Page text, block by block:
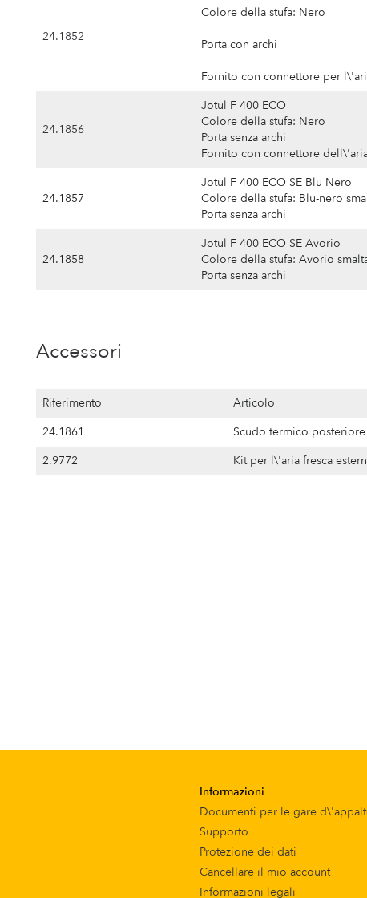
24.1852
Colore della stufa: Nero
Porta con archi
Fornito con connettore per
24.1856
Jotul F 400 ECO
Colore della stufa: Nero
Porta senza archi
Fornito con connettore
24.1857
Jotul F 400 ECO SE Blu Nero
Colore della stufa: Blu-nero
Porta senza archi
24.1858
Jotul F 400 ECO SE Avorio
Colore della stufa: Avorio
Porta senza archi
Accessori
Riferimento
Articolo
24.1861
Scudo termico posteriore
2.9772
Kit per l\'aria fresca
Informazioni
Documenti per le gare
Supporto
Protezione dei dati
Cancellare il mio account
Informazioni legali